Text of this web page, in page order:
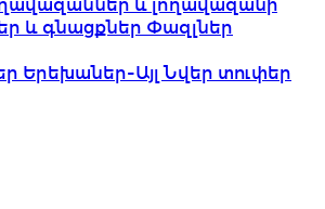
և լողավազանի
և գնացքներ Փազլներ
Երեխաներ-ԱյլՆվեր տուփեր